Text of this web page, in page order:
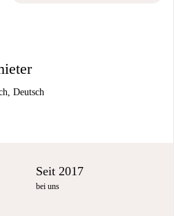
Deutsch
Seit 2017
bei uns